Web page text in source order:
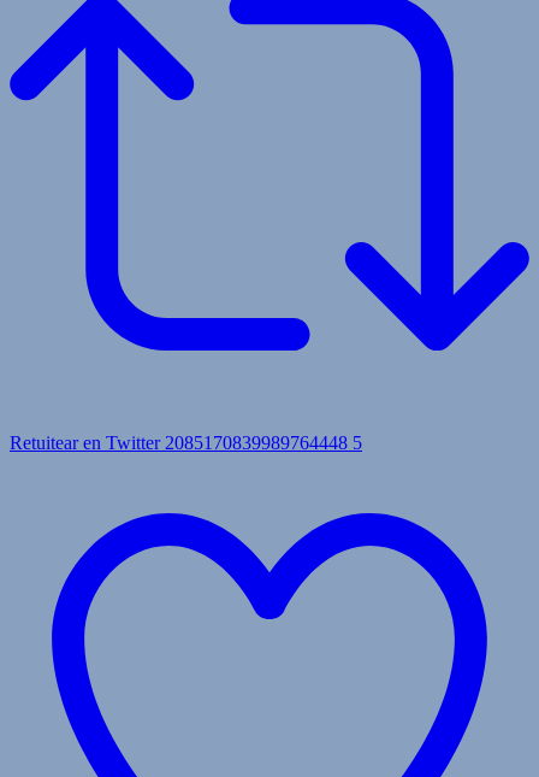
Retuitear en Twitter 2085170839989764448 5